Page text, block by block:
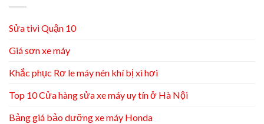
Sửa tivi Quận 10
Giá sơn xe máy
Khắc phục Rơ le máy nén khí bị xì hơi
Top 10 Cửa hàng sửa xe máy uy tín ở Hà Nội
Bảng giá bảo dưỡng xe máy Honda